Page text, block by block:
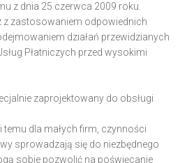
z dnia 25 czerwca 2009 roku.
z zastosowaniem odpowiednich
działań przewidzianych
Płatniczych przed wysokimi
zaprojektowany do obsługi
dla małych firm, czynności
sprowadzają się do niezbędnego
sobie pozwolić na poświęcanie